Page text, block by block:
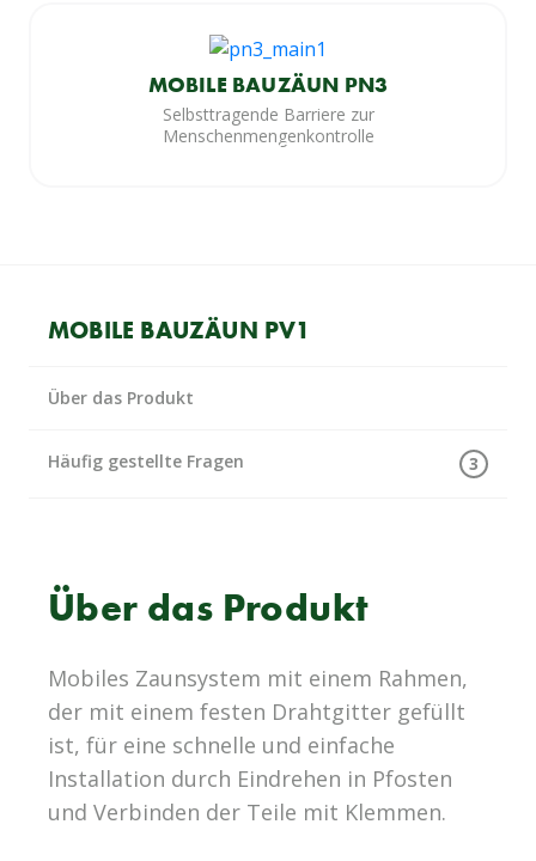
MOBILE BAUZÄUN PN3
Selbsttragende Barriere zur
Menschenmengenkontrolle
MOBILE BAUZÄUN PV1
Über das Produkt
Häufig gestellte Fragen 3
Über das Produkt
Mobiles Zaunsystem mit einem Rahmen,
der mit einem festen Drahtgitter gefüllt
ist, für eine schnelle und einfache
Installation durch Eindrehen in Pfosten
und Verbinden der Teile mit Klemmen.